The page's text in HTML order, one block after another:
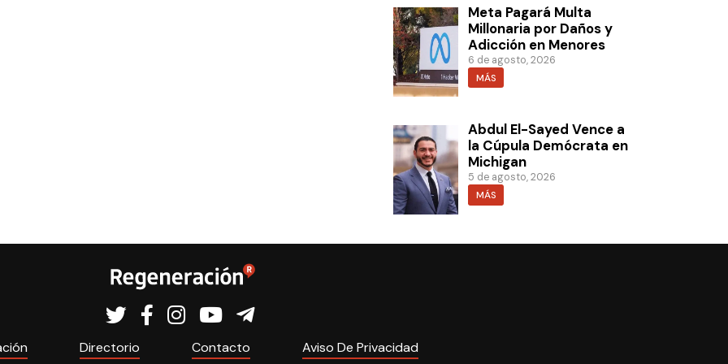
Meta Pagará Multa
Millonaria por Daños y
Adicción en Menores
6 de agosto, 2026
MÁS
Abdul El-Sayed Vence a
la Cúpula Demócrata en
Michigan
5 de agosto, 2026
MÁS
Directorio Contacto Aviso De Privacidad